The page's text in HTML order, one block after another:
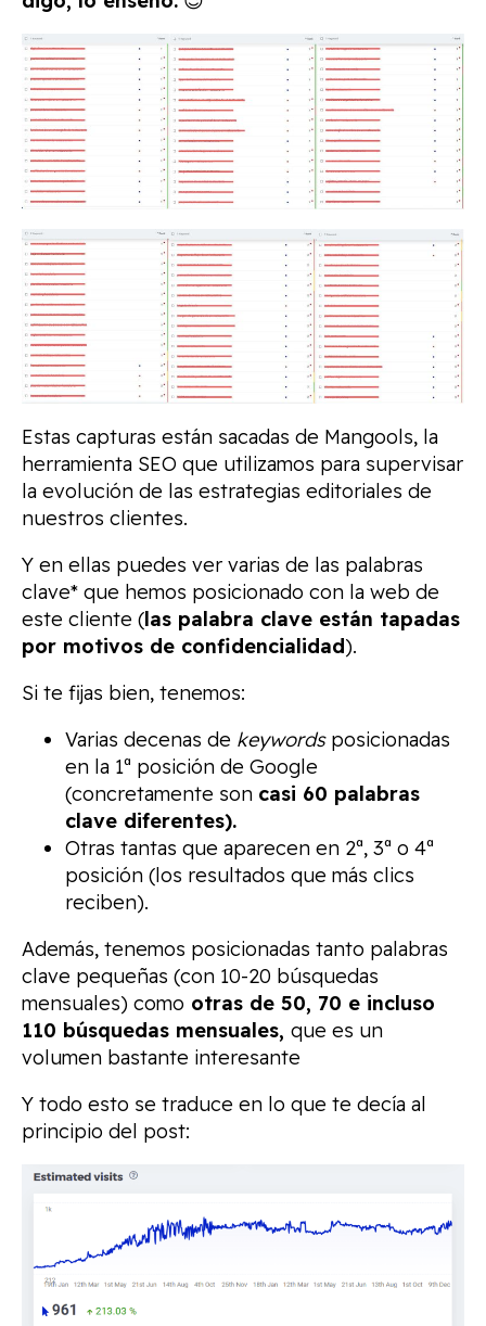
Estas capturas están sacadas de Mangools, la
herramienta SEO que utilizamos para supervisar
la evolución de las estrategias editoriales de
nuestros clientes.
Y en ellas puedes ver varias de las palabras
clave* que hemos posicionado con la web de
este cliente (las palabra clave están tapadas
por motivos de confidencialidad).
Si te fijas bien, tenemos:
Varias decenas de keywords posicionadas
en la 1ª posición de Google
(concretamente son casi 60 palabras
clave diferentes).
Otras tantas que aparecen en 2ª, 3ª o 4ª
posición (los resultados que más clics
reciben).
Además, tenemos posicionadas tanto palabras
clave pequeñas (con 10-20 búsquedas
mensuales) como otras de 50, 70 e incluso
110 búsquedas mensuales, que es un
volumen bastante interesante
Y todo esto se traduce en lo que te decía al
principio del post: